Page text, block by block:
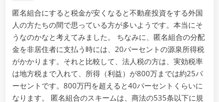
匿名組合にすると税金が安くなると不動産投資をする外国
人の方たちの間で思っている方が多いようです。本当にそ
うなのかなと考えてみました。 ちなみに、匿名組合の分配
金を非居住者に支払う時には、20パーセントの源泉所得税
がかかります。それと比較して、法人税の方は、実効税率
は地方税まで入れて、所得（利益）が800万までは約25パ
ーセントです。800万円を超えると40パーセントくらいに
なります。 匿名組合のスキームは、商法の535条以下に規